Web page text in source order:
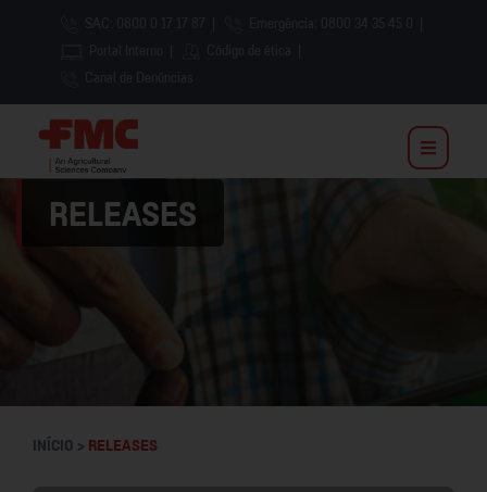
RELEASES
INÍCIO > RELEASES